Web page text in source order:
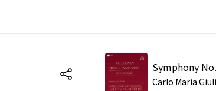
Carlo Maria